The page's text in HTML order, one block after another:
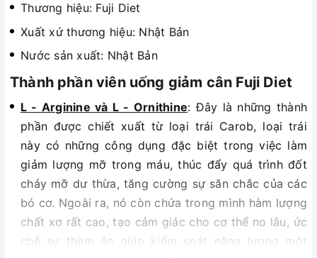
Thương hiệu: Fuji Diet
Xuất xứ thương hiệu: Nhật Bản
Nước sản xuất: Nhật Bản
Thành phần viên uống giảm cân Fuji Diet
L - Arginine và L - Ornithine: Đây là những thành
phần được chiết xuất từ loại trái Carob, loại trái
này có những công dụng đặc biệt trong việc làm
giảm lượng mỡ trong máu, thúc đẩy quá trình đốt
cháy mỡ dư thừa, tăng cường sự săn chắc của các
bó cơ. Ngoài ra, nó còn chứa trong mình hàm lượng
chất xơ rất cao, tạo cảm giác cho cơ thể no lâu, ức
chế sự thèm ăn giúp kiểm soát năng lượng một